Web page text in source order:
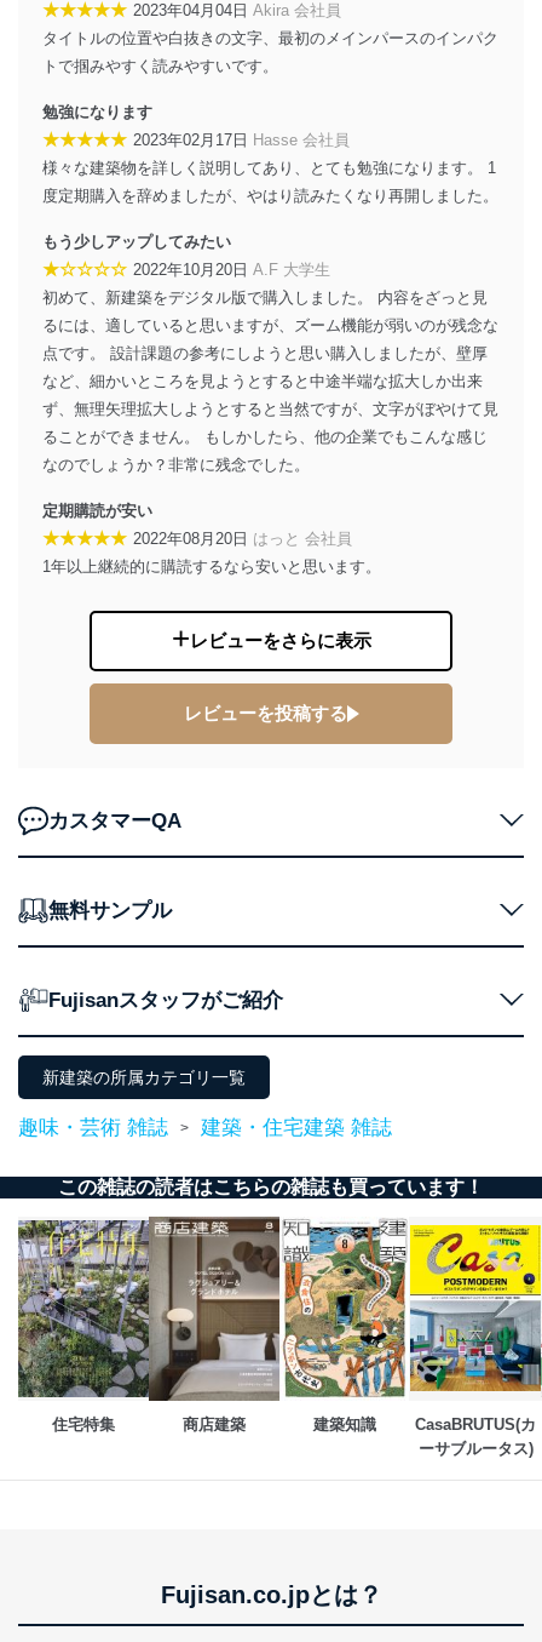
当社は、内部監査及びマネジメントレビューの機会を通
じて、個人情報保護マネジメントシステムを継続的に改
善し、常に最良の状態を維持します。
貴殿の個人情報及び当社の個人情報保護マネジメントシ
ステムに関するご相談及び苦情については以下までご連
絡ください。
適切、かつ迅速に対応させていただきます。
株式会社富士山マガジンサービス 個人情報問い合わせ
係
TEL：0570-200-223
FAX：03-5459-7073
e-mail：cs@fujisan.co.jp
改訂：2025年2月20日
制定：2005年4月1日
株式会社富士山マガジンサービス
代表取締役会長 西野 伸一郎
１．個人情報保護管理者
用・提供・管理いたします。
東京都渋谷区南平台町16-11
代表取締役会長 西野 伸一郎
個人情報保護管理者: 経営管理グループディレクター 前
２．利用目的
当社が取り扱う開示対象個人情報の利用目的は次のとお
No
個人情報の種類
1 ービス等をご利用
ス、キャンペーン等の広告の案内
個人が特定できない形で取得した
閲覧履歴や購買履歴等の情報を分
析して、趣味・嗜好に
応じた新商品・サービスに関する
2 いただいた方の個
処、オペレーター教育など応対品
質向上のため
3
当社カスタマーQ＆
Aサービス利用者
カスタマーQ＆Aサイトの投稿内容
の確認のため
ｅメール等によるカスタマーQ＆A
サイトのサービス内容のご案内の
ため
ｅメール等による商品、サービ
ス、キャンペーン等の広告に関す
るご案内のため
4
採用応募者の方の
採用選考、ご連絡のため
5
定期購読サービス
等をご利用の方の
ル等による商品、
サービス、キャンペーン等の広告
★★★★★ 2023年04月04日 Akira 会社員
タイトルの位置や白抜きの文字、最初のメインパースのインパク
トで掴みやすく読みやすいです。
勉強になります
★★★★★ 2023年02月17日 Hasse 会社員
様々な建築物を詳しく説明してあり、とても勉強になります。 1
度定期購入を辞めましたが、やはり読みたくなり再開しました。
もう少しアップしてみたい
★☆☆☆☆ 2022年10月20日 A.F 大学生
初めて、新建築をデジタル版で購入しました。 内容をざっと見
るには、適していると思いますが、ズーム機能が弱いのが残念な
点です。 設計課題の参考にしようと思い購入しましたが、壁厚
など、細かいところを見ようとすると中途半端な拡大しか出来
ず、無理矢理拡大しようとすると当然ですが、文字がぼやけて見
ることができません。 もしかしたら、他の企業でもこんな感じ
なのでしょうか？非常に残念でした。
定期購読が安い
★★★★★ 2022年08月20日 はっと 会社員
1年以上継続的に購読するなら安いと思います。
レビューをさらに表示
レビューを投稿する
カスタマーQA
無料サンプル
Fujisanスタッフがご紹介
新建築の所属カテゴリ一覧
趣味・芸術 雑誌 > 建築・住宅建築 雑誌
この雑誌の読者はこちらの雑誌も買っています！
住宅特集 商店建築 建築知識
CasaBRUTUS(カ
ーサブルータス)
Fujisan.co.jpとは？